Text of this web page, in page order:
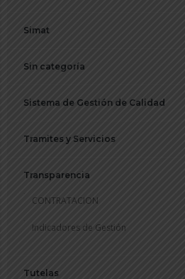
Simat
Sin categoría
Sistema de Gestión de Calidad
Tramites y Servicios
Transparencia
CONTRATACION
Indicadores de Gestión
Tutelas